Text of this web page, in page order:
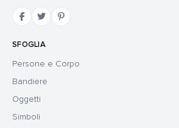
SFOGLIA
Persone e Corpo
Bandiere
Oggetti
Simboli